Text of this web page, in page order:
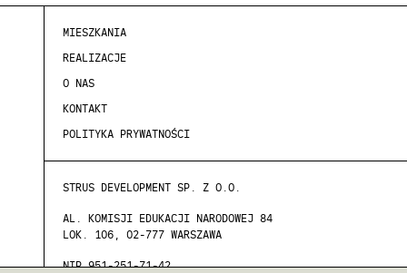
MIESZKANIA
REALIZACJE
O NAS
KONTAKT
POLITYKA PRYWATNOŚCI
STRUS DEVELOPMENT SP. Z O.O.
AL. KOMISJI EDUKACJI NARODOWEJ 84
LOK. 106, 02-777 WARSZAWA
NIP 951-251-71-42